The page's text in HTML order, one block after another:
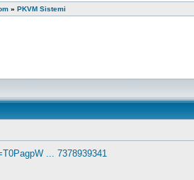
» PKVM Sistemi
menjate postove ili da odgovarate
... 7378939341